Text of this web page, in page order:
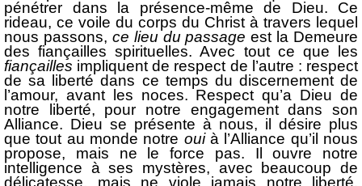
pénétrer dans la présence-même de Dieu. Ce
rideau, ce voile du corps du Christ à travers lequel
nous passons, ce lieu du passage est la Demeure
des fiançailles spirituelles. Avec tout ce que les
fiançailles impliquent de respect de l’autre : respect
de sa liberté dans ce temps du discernement de
l’amour, avant les noces. Respect qu’a Dieu de
notre liberté, pour notre engagement dans son
Alliance. Dieu se présente à nous, il désire plus
que tout au monde notre ouià l’Alliance qu’il nous
propose, mais ne le force pas. Il ouvre notre
intelligence à ses mystères, avec beaucoup de
délicatesse, mais ne viole jamais notre liberté.